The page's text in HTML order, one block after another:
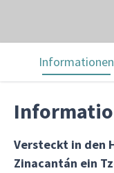
Informationen
Versteckt in den
Zinacantán ein